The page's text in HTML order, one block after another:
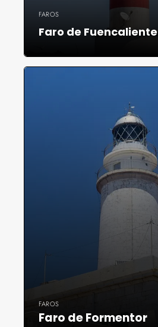
FAROS
Faro de Fuencaliente
FAROS
Faro de Formentor